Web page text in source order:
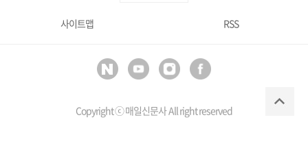
사이트맵 RSS
Copyright ⓒ매일신문사All right reserved